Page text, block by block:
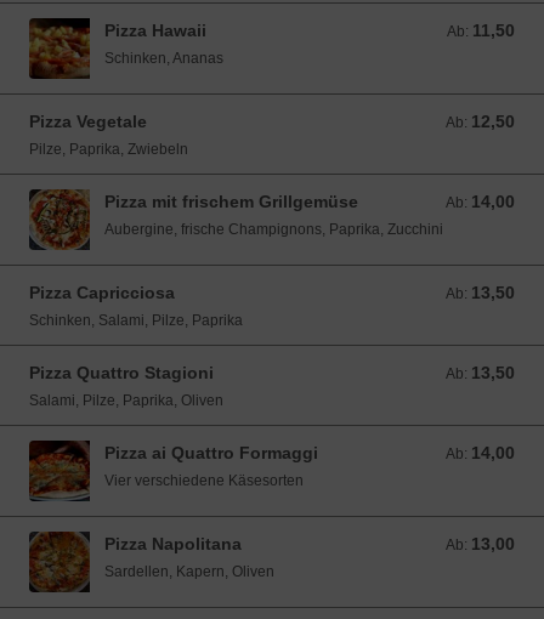
Pizza Hawaii Ab: 11,50
Ab: 11,50 EUR
Schinken, Ananas
Pizza Vegetale Ab: 12,50
Ab: 12,50 EUR
Pilze, Paprika, Zwiebeln
Pizza mit frischem Grillgemüse Ab: 14,00
Ab: 14,00 EUR
Aubergine, frische Champignons, Paprika, Zucchini
Pizza Capricciosa Ab: 13,50
Ab: 13,50 EUR
Schinken, Salami, Pilze, Paprika
Pizza Quattro Stagioni Ab: 13,50
Ab: 13,50 EUR
Salami, Pilze, Paprika, Oliven
Pizza ai Quattro Formaggi Ab: 14,00
Ab: 14,00 EUR
Vier verschiedene Käsesorten
Pizza Napolitana Ab: 13,00
Ab: 13,00 EUR
Sardellen, Kapern, Oliven